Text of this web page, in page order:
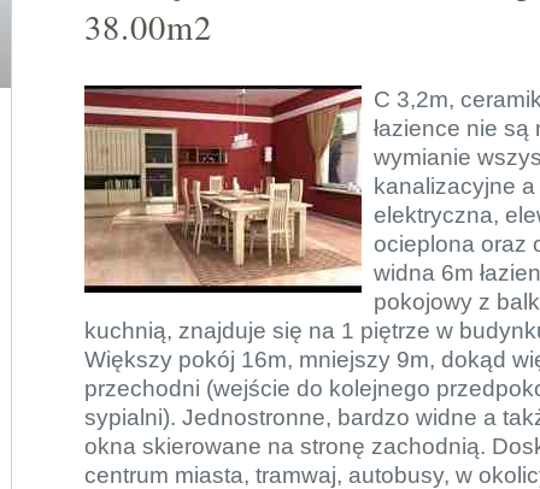
38.00m2
C 3,2m,
łazience nie
wymianie
kanalizacyjne
elektryczna,
ocieplona oraz
widna 6m
pokojowy z
kuchnią, znajduje się na 1 piętrze w
Większy pokój 16m, mniejszy 9m, dokąd
przechodni (wejście do kolejnego
sypialni). Jednostronne, bardzo widne a
okna skierowane na stronę zachodnią.
centrum miasta, tramwaj, autobusy, w